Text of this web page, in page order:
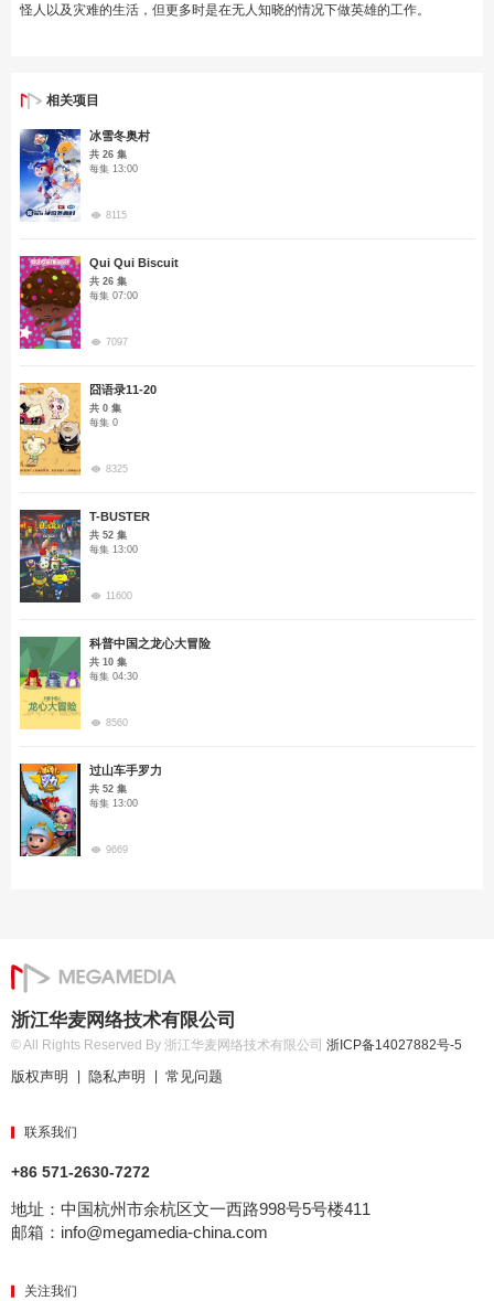
怪人以及灾难的生活，但更多时是在无人知晓的情况下做英雄的工作。
相关项目
冰雪冬奥村
共 26 集
每集 13:00
8115
Qui Qui Biscuit
共 26 集
每集 07:00
7097
囧语录11-20
共 0 集
每集 0
8325
T-BUSTER
共 52 集
每集 13:00
11600
科普中国之龙心大冒险
共 10 集
每集 04:30
8560
过山车手罗力
共 52 集
每集 13:00
9669
浙江华麦网络技术有限公司
© All Rights Reserved By 浙江华麦网络技术有限公司 浙ICP备14027882号-5
版权声明 隐私声明 常见问题
联系我们
+86 571-2630-7272
地址：中国杭州市余杭区文一西路998号5号楼411
邮箱：info@megamedia-china.com
关注我们